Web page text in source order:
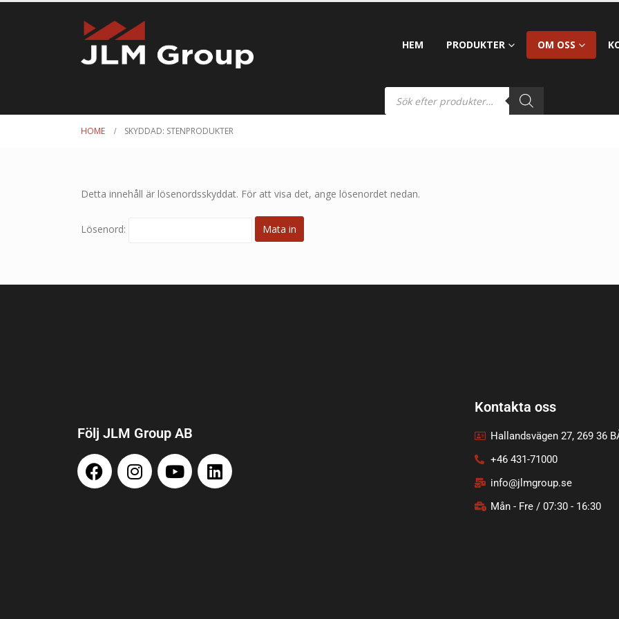
HEM PRODUKTER OM OSS
HOME SKYDDAD: STENPRODUKTER
Detta innehåll är lösenordsskyddat. För att visa det, ange lösenordet nedan.
Lösenord:
Följ JLM Group AB
Kontakta oss
Hallandsvägen 27, 269 36
+46 431-71000
info@jlmgroup.se
Mån - Fre / 07:30 - 16:30